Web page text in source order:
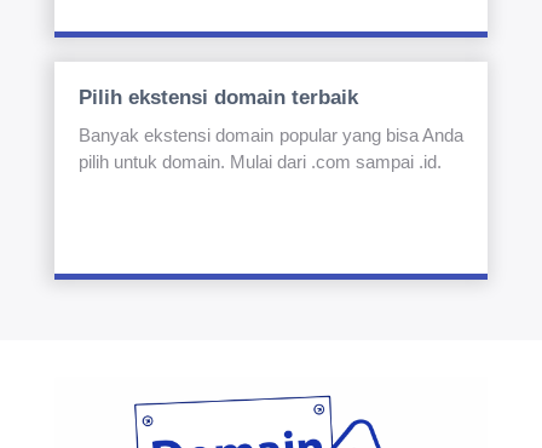
Pilih ekstensi domain terbaik
Banyak ekstensi domain popular yang bisa Anda
pilih untuk domain. Mulai dari .com sampai .id.